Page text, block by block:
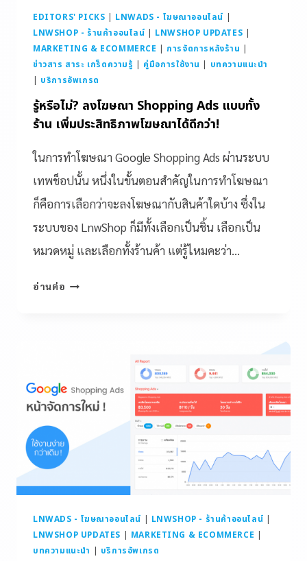
EDITORS' PICKS | LNWADS - โฆษณาออนไลน์ |
LNWSHOP - ร้านค้าออนไลน์ | LNWSHOP UPDATES |
MARKETING & ECOMMERCE | การจัดการหลังร้าน |
ข่าวสาร สาระ เกร็ดความรู้ | คู่มือการใช้งาน | บทความแนะนำ
| บริการอัพเกรด
รู้หรือไม่? ลงโฆษณา Shopping Ads แบบทั้ง
ร้าน เพิ่มประสิทธิภาพโฆษณาได้ดีกว่า!
ในการทำโฆษณา Google Shopping Ads ผ่านระบบ
เทพช็อปนั้น หนึ่งในขั้นตอนสำคัญในการทำโฆษณา
ก็คือการเลือกว่าจะลงโฆษณากับสินค้าใดบ้าง ซึ่งใน
ระบบของ LnwShop ก็มีทั้งเลือกเป็นชิ้น เลือกเป็น
หมวดหมู่ และเลือกทั้งร้านค้า แต่รู้ไหมคะว่า…
อ่านต่อ
LNWADS - โฆษณาออนไลน์ | LNWSHOP - ร้านค้าออนไลน์ |
LNWSHOP UPDATES | MARKETING & ECOMMERCE |
บทความแนะนำ | บริการอัพเกรด